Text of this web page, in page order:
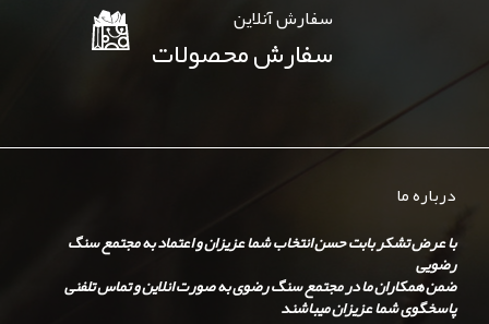
سفارش آنلاين
سفارش محصولات
درباره ما
با عرض تشکر بابت حسن انتخاب شما عزیزان و اعتماد به مجتمع سنگ
رضویی
ضمن همکاران ما در مجتمع سنگ رضوی به صورت انلاین و تماس تلفنی
پاسخگوی شما عزیزان میباشند